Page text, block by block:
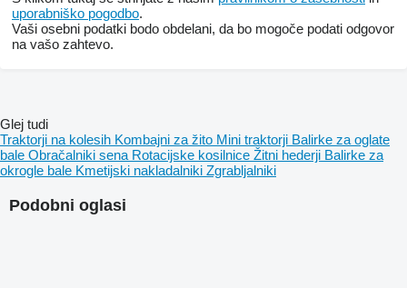
uporabniško pogodbo.
Vaši osebni podatki bodo obdelani, da bo mogoče podati odgovor
na vašo zahtevo.
Podobni oglasi
Glej tudi
Traktorji na kolesih Kombajni za žito Mini traktorji Balirke za oglate
bale Obračalniki sena Rotacijske kosilnice Žitni hederji Balirke za
okrogle bale Kmetijski nakladalniki Zgrabljalniki